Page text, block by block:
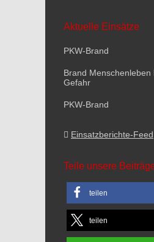
Aktuelle Einsätze
PKW-Brand
Brand Menschenleben
Gefahr
PKW-Brand
Einsatzberichte-Feed
Teile unsere
teilen
teilen